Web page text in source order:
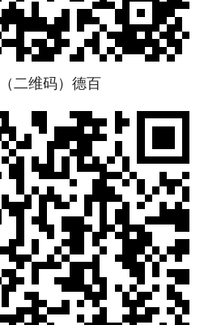
维码）德百